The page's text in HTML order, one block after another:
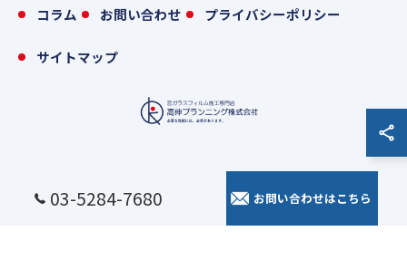
03-5284-7680 お問い合わせはこちら
コラム お問い合わせ プライバシーポリシー
サイトマップ
RESERVED.